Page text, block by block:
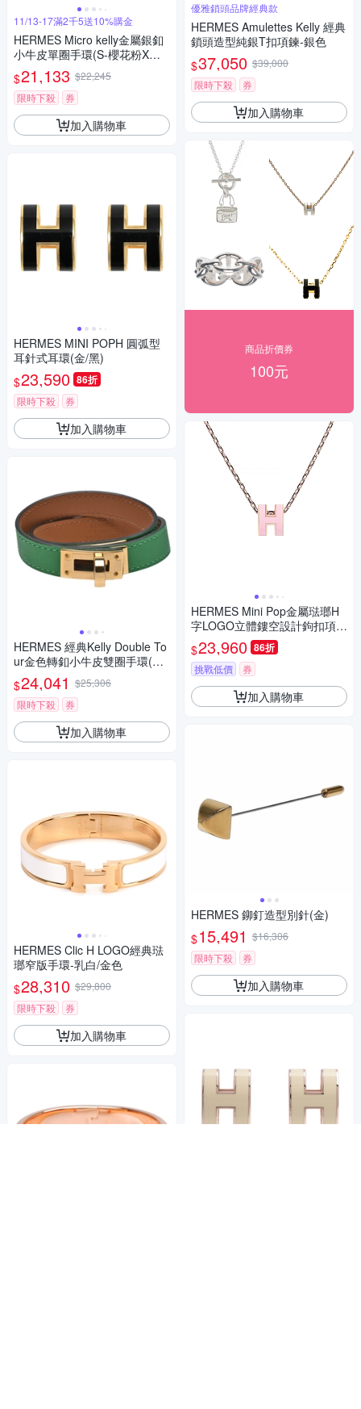
11/13-17滿2千5送10%購金
HERMES Micro kelly金屬銀釦
小牛皮單圈手環(S-櫻花粉X銀-
R年)
$21,133 $22,245
限時下殺
券
加入購物車
HERMES MINI POPH 圓弧型
耳針式耳環(金/黑)
$23,590 86折
限時下殺 券
加入購物車
HERMES 經典Kelly Double To
ur金色轉釦小牛皮雙圈手環(綠/
金)
$24,041 $25,306
限時下殺
券
加入購物車
HERMES Clic H LOGO經典琺
瑯窄版手環-乳白/金色
$28,310 $29,800
限時下殺
券
加入購物車
優雅鎖頭品牌經典款
HERMES Amulettes Kelly 經典
鎖頭造型純銀T扣項鍊-銀色
$37,050 $39,000
限時下殺
券
加入購物車
商品折價券
100元
HERMES Mini Pop金屬琺瑯H
字LOGO立體鏤空設計鉤扣項鍊
(粉紅x玫瑰金)
$23,960 86折
挑戰低價 券
加入購物車
HERMES 鉚釘造型別針(金)
$15,491 $16,306
限時下殺
券
加入購物車